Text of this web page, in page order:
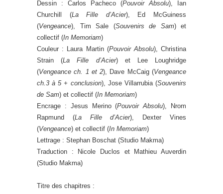
Dessin : Carlos Pacheco (Pouvoir Absolu), Ian
Churchill (La Fille d’Acier), Ed McGuiness
(Vengeance), Tim Sale (Souvenirs de Sam) et
collectif (In Memoriam)
Couleur : Laura Martin (Pouvoir Absolu), Christina
Strain (La Fille d’Acier) et Lee Loughridge
(Vengeance ch. 1 et 2), Dave McCaig (Vengeance
ch.3 à 5 + conclusion), Jose Villarrubia (Souvenirs
de Sam) et collectif (In Memoriam)
Encrage : Jesus Merino (Pouvoir Absolu), Nrom
Rapmund (La Fille d’Acier), Dexter Vines
(Vengeance) et collectif (In Memoriam)
Lettrage : Stephan Boschat (Studio Makma)
Traduction : Nicole Duclos et Mathieu Auverdin
(Studio Makma)
Titre des chapitres :